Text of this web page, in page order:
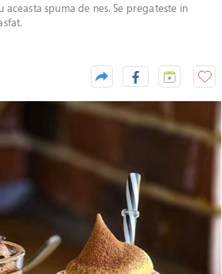
aceasta spuma de nes. Se pregateste in